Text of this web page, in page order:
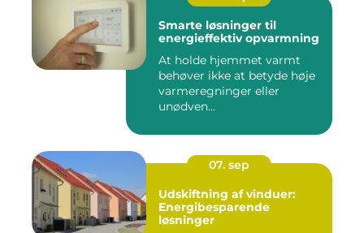
Smarte løsninger til
energieffektiv opvarmning
At holde hjemmet varmt
behøver ikke at betyde høje
varmeregninger eller
unødven...
07. sep
Udskiftning af vinduer:
Energibesparende
løsninger